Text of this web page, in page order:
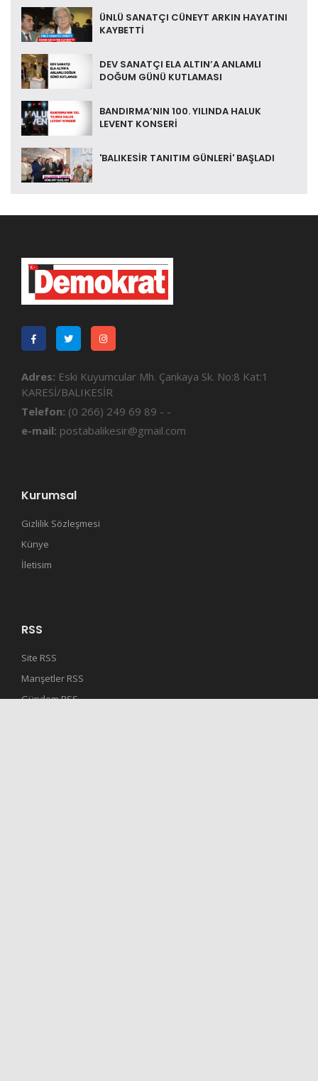
ÜNLÜ SANATÇI CÜNEYT ARKIN HAYATINI
KAYBETTİ
DEV SANATÇI ELA ALTIN’A ANLAMLI
DOĞUM GÜNÜ KUTLAMASI
BANDIRMA’NIN 100. YILINDA HALUK
LEVENT KONSERİ
'BALIKESİR TANITIM GÜNLERİ' BAŞLADI
Adres: Eski Kuyumcular Mh. Çankaya Sk. No:8 Kat:1
KARESİ/BALIKESİR
Telefon: (0 266) 249 69 89 - -
e-mail: postabalikesir@gmail.com
Kurumsal
Gizlilik Sözleşmesi
Künye
İletisim
RSS
Site RSS
Manşetler RSS
Gündem RSS